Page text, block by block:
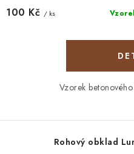
100 Kč / ks
Vzorek
Rohový obklad